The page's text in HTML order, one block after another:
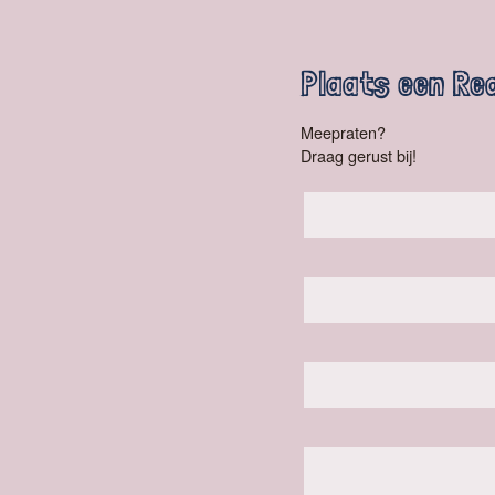
Plaats een
Meepraten?
Draag gerust bij!